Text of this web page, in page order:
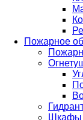
Пожарное
Шкафы